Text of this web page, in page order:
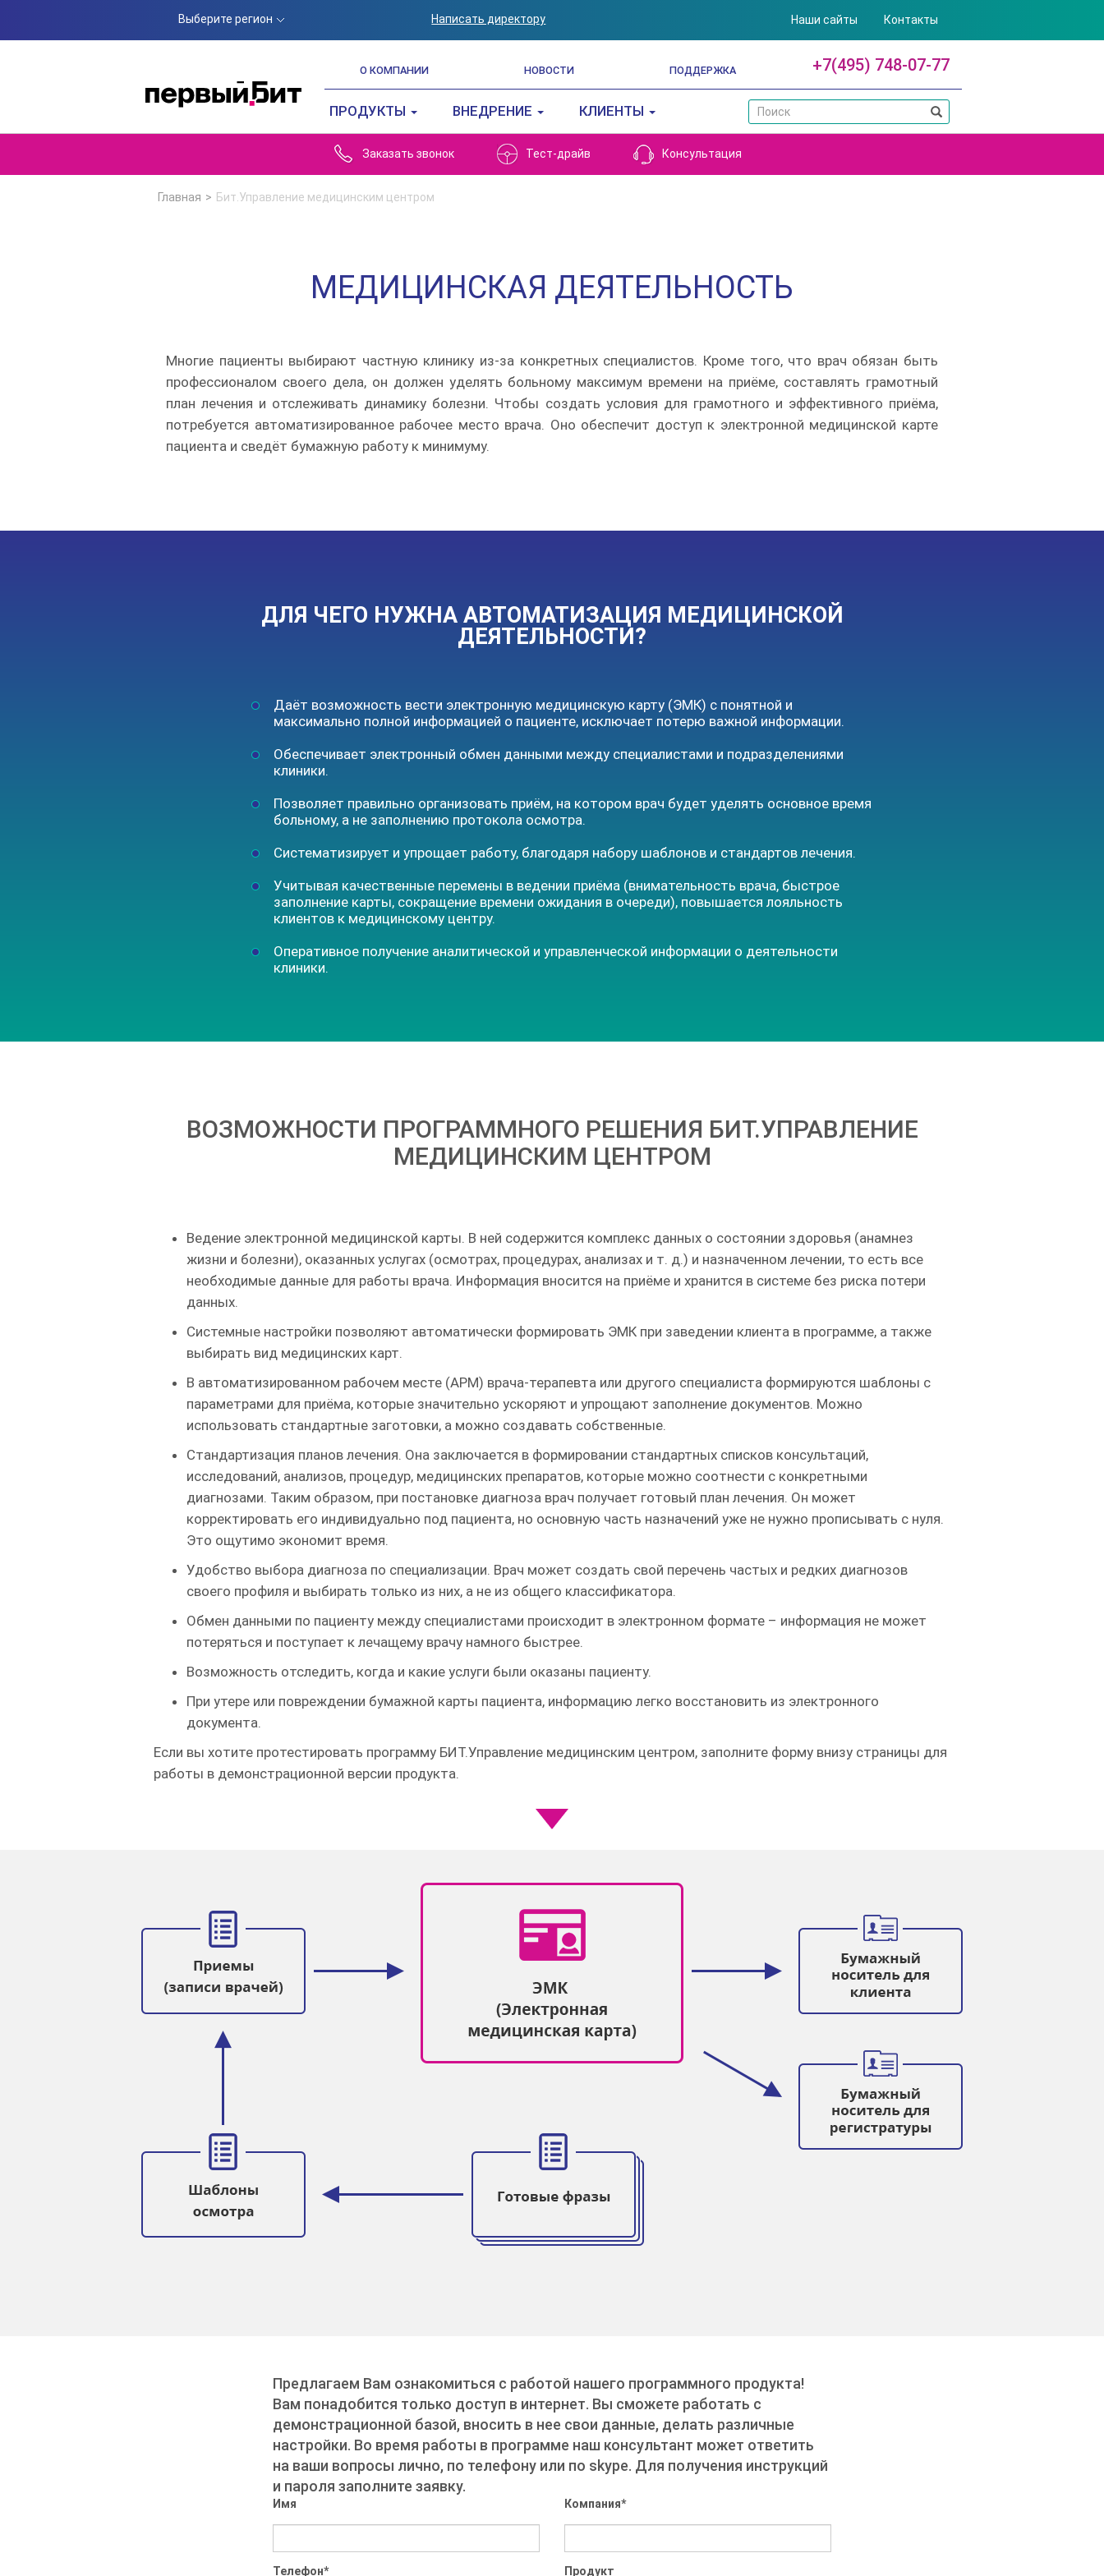
Выберите регион Написать директору Наши сайты Контакты
О КОМПАНИИ НОВОСТИ ПОДДЕРЖКА +7(495) 748-07-77
ПРОДУКТЫ ВНЕДРЕНИЕ КЛИЕНТЫ
Заказать звонок Тест-драйв Консультация
Главная Бит.Управление медицинским центром
МЕДИЦИНСКАЯ ДЕЯТЕЛЬНОСТЬ
Многие пациенты выбирают частную клинику из-за конкретных специалистов. Кроме того, что врач обязан быть
профессионалом своего дела, он должен уделять больному максимум времени на приёме, составлять грамотный
план лечения и отслеживать динамику болезни. Чтобы создать условия для грамотного и эффективного приёма,
потребуется автоматизированное рабочее место врача. Оно обеспечит доступ к электронной медицинской карте
пациента и сведёт бумажную работу к минимуму.
ДЛЯ ЧЕГО НУЖНА АВТОМАТИЗАЦИЯ МЕДИЦИНСКОЙ
ДЕЯТЕЛЬНОСТИ?
Даёт возможность вести электронную медицинскую карту (ЭМК) с понятной и
максимально полной информацией о пациенте, исключает потерю важной информации.
Обеспечивает электронный обмен данными между специалистами и подразделениями
клиники.
Позволяет правильно организовать приём, на котором врач будет уделять основное время
больному, а не заполнению протокола осмотра.
Систематизирует и упрощает работу, благодаря набору шаблонов и стандартов лечения.
Учитывая качественные перемены в ведении приёма (внимательность врача, быстрое
заполнение карты, сокращение времени ожидания в очереди), повышается лояльность
клиентов к медицинскому центру.
Оперативное получение аналитической и управленческой информации о деятельности
клиники.
ВОЗМОЖНОСТИ ПРОГРАММНОГО РЕШЕНИЯ БИТ.УПРАВЛЕНИЕ
МЕДИЦИНСКИМ ЦЕНТРОМ
Ведение электронной медицинской карты. В ней содержится комплекс данных о состоянии здоровья (анамнез
жизни и болезни), оказанных услугах (осмотрах, процедурах, анализах и т. д.) и назначенном лечении, то есть все
необходимые данные для работы врача. Информация вносится на приёме и хранится в системе без риска потери
данных.
Системные настройки позволяют автоматически формировать ЭМК при заведении клиента в программе, а также
выбирать вид медицинских карт.
В автоматизированном рабочем месте (АРМ) врача-терапевта или другого специалиста формируются шаблоны с
параметрами для приёма, которые значительно ускоряют и упрощают заполнение документов. Можно
использовать стандартные заготовки, а можно создавать собственные.
Стандартизация планов лечения. Она заключается в формировании стандартных списков консультаций,
исследований, анализов, процедур, медицинских препаратов, которые можно соотнести с конкретными
диагнозами. Таким образом, при постановке диагноза врач получает готовый план лечения. Он может
корректировать его индивидуально под пациента, но основную часть назначений уже не нужно прописывать с нуля.
Это ощутимо экономит время.
Удобство выбора диагноза по специализации. Врач может создать свой перечень частых и редких диагнозов
своего профиля и выбирать только из них, а не из общего классификатора.
Обмен данными по пациенту между специалистами происходит в электронном формате – информация не может
потеряться и поступает к лечащему врачу намного быстрее.
Возможность отследить, когда и какие услуги были оказаны пациенту.
При утере или повреждении бумажной карты пациента, информацию легко восстановить из электронного
документа.
Если вы хотите протестировать программу БИТ.Управление медицинским центром, заполните форму внизу страницы для
работы в демонстрационной версии продукта.
Предлагаем Вам ознакомиться с работой нашего программного продукта!
Вам понадобится только доступ в интернет. Вы сможете работать с
демонстрационной базой, вносить в нее свои данные, делать различные
настройки. Во время работы в программе наш консультант может ответить
на ваши вопросы лично, по телефону или по skype. Для получения инструкций
и пароля заполните заявку.
Имя
Телефон*
Компания*
Продукт